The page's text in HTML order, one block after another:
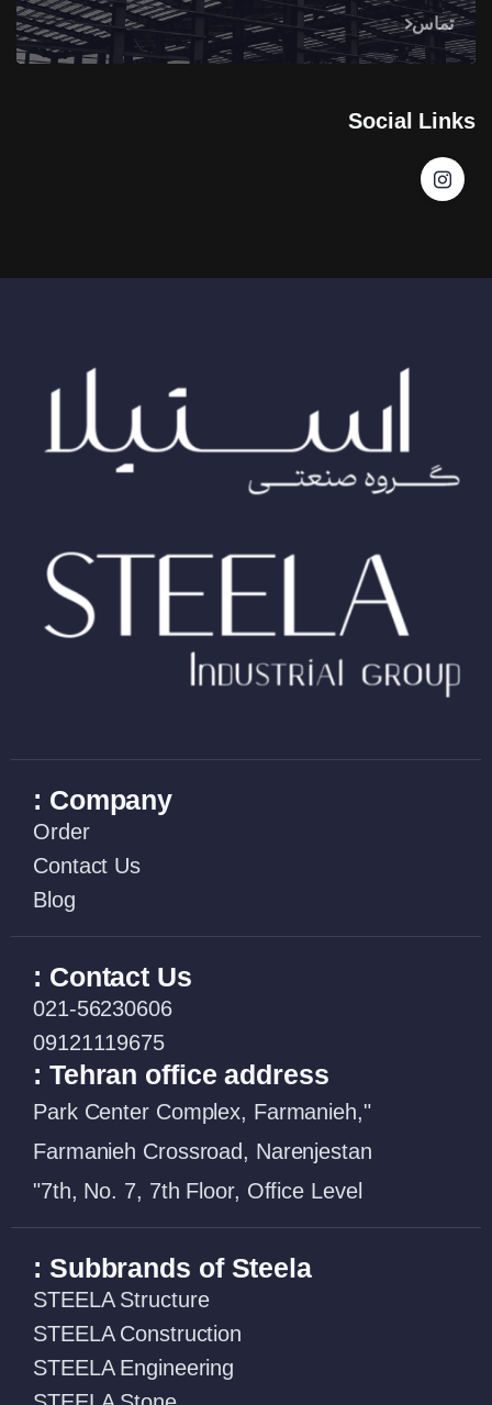
تماس
Social Links
Company :
Order
Contact Us
Blog
Contact Us :
021-56230606
09121119675
Tehran office address :
"Park Center Complex, Farmanieh,
Farmanieh Crossroad, Narenjestan
7th, No. 7, 7th Floor, Office Level"
Subbrands of Steela :
STEELA Structure
STEELA Construction
STEELA Engineering